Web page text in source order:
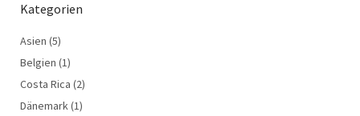
Kategorien
Asien (5)
Belgien (1)
Costa Rica (2)
Dänemark(1)